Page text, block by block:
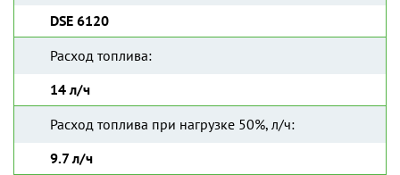
DSE 6120
Расход топлива:
14 л/ч
Расход топлива при нагрузке 50%, л/ч:
9.7 л/ч